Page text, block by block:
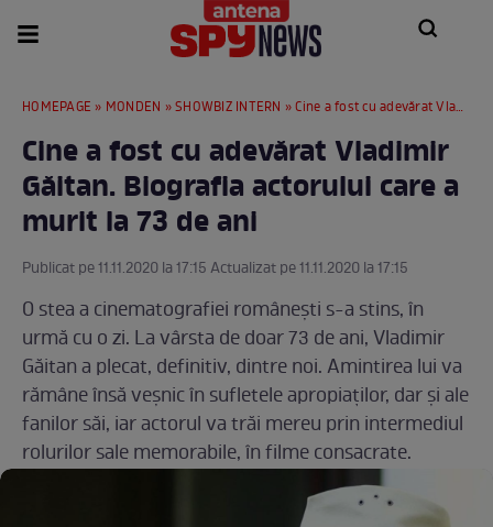
HOMEPAGE » MONDEN »SHOWBIZ INTERN » Cine a fost cu adevărat Vladimir Găitan. Biografia actorului care a murit la 73 de ani
Cine a fost cu adevărat Vladimir
Găitan. Biografia actorului care a
murit la 73 de ani
Publicat pe 11.11.2020 la 17:15 Actualizat pe 11.11.2020 la 17:15
O stea a cinematografiei românești s-a stins, în
urmă cu o zi. La vârsta de doar 73 de ani, Vladimir
Găitan a plecat, definitiv, dintre noi. Amintirea lui va
rămâne însă veșnic în sufletele apropiaților, dar și ale
fanilor săi, iar actorul va trăi mereu prin intermediul
rolurilor sale memorabile, în filme consacrate.